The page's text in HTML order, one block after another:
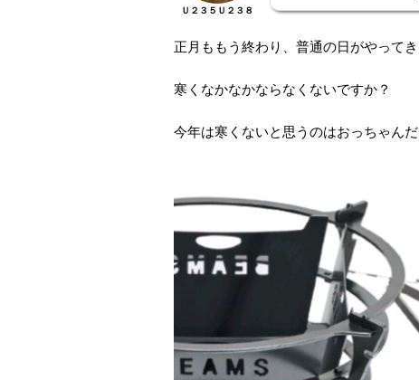
Ｕ２３５Ｕ２３８
正月ももう終わり、普通の日がやってき
寒くなかなかならなくないですか？
今年は寒くないと思うのはおっちゃんだ